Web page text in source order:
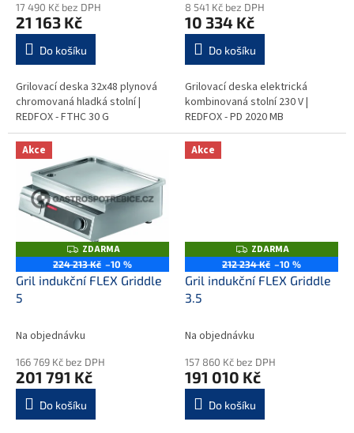
17 490 Kč bez DPH
21 163 Kč
Do košíku
Grilovací deska 32x48 plynová
chromovaná hladká stolní |
REDFOX - FTHC 30 G
8 541 Kč bez DPH
10 334 Kč
Do košíku
Grilovací deska elektrická
kombinovaná stolní 230 V |
REDFOX - PD 2020 MB
Akce
Z
D
A
R
ZDARMA
224 213 Kč –10 %
Gril indukční FLEX Griddle
5
Na objednávku
166 769 Kč bez DPH
201 791 Kč
Do košíku
Akce
Z
D
A
R
ZDARMA
212 234 Kč –10 %
Gril indukční FLEX Griddle
3.5
Na objednávku
157 860 Kč bez DPH
191 010 Kč
Do košíku